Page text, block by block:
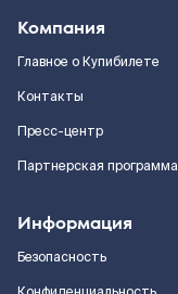
Компания
Главное о Купибилете
Контакты
Пресс-центр
Партнерская программа
Информация
Безопасность